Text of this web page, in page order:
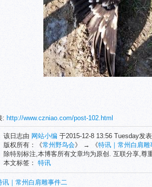
: http://www.czniao.com/post-102.html
该日志由 网站小编 于2015-12-8 13:56 Tuesday发
版权所有：《常州野鸟会》 → 《特讯｜常州白肩雕
除特别标注,本博客所有文章均为原创. 互联分享,尊
本文标签： 特讯
讯｜常州白肩雕事件二